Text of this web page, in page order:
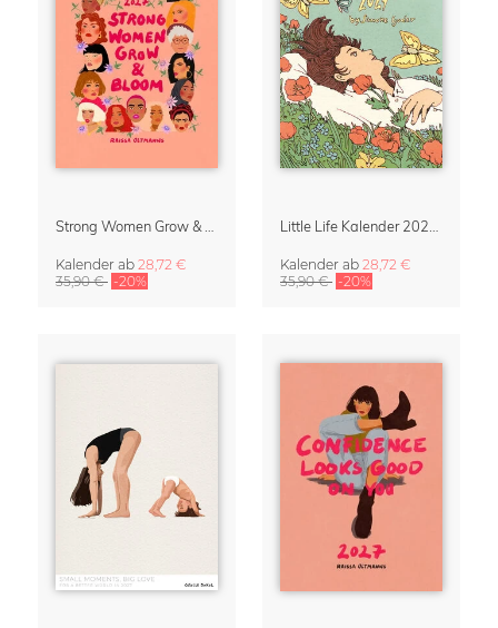
Strong Women Grow & Bloom Kalender 2027
Kalender ab 28,72 €
35,90 € -20%
Little Life Kalender 2027 von Simone Goder
Kalender ab 28,72 €
35,90 € -20%